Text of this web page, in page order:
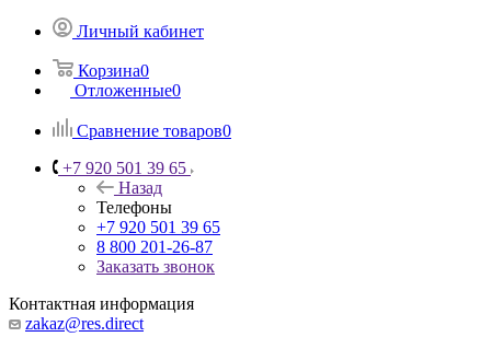
Личный кабинет
Корзина0
Отложенные0
Сравнение товаров0
+7 920 501 39 65
Назад
Телефоны
+7 920 501 39 65
8 800 201-26-87
Заказать звонок
Контактная информация
zakaz@res.direct